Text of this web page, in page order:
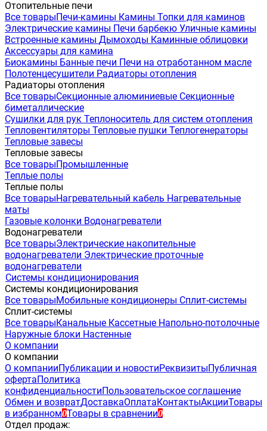
Отопительные печи
Все товарыПечи-камины Камины Топки для каминов
Электрические камины Печи барбекю Уличные камины
Встроенные камины Дымоходы Каминные облицовки
Аксессуары для камина
Биокамины Банные печи Печи на отработанном масле
Полотенцесушители Радиаторы отопления
Радиаторы отопления
Все товарыСекционные алюминиевые Секционные
биметаллические
Сушилки для рук Теплоноситель для систем отопления
Тепловентиляторы Тепловые пушки Теплогенераторы
Тепловые завесы
Тепловые завесы
Все товарыПромышленные
Теплые полы
Теплые полы
Все товарыНагревательный кабель Нагревательные
маты
Газовые колонки Водонагреватели
Водонагреватели
Все товарыЭлектрические накопительные
водонагреватели Электрические проточные
водонагреватели
Системы кондиционирования
Системы кондиционирования
Все товарыМобильные кондиционеры Сплит-системы
Сплит-системы
Все товарыКанальные Кассетные Напольно-потолочные
Наружные блоки Настенные
О компании
О компании
О компанииПубликации и новостиРеквизитыПубличная
офертаПолитика
конфиденциальностиПользовательское соглашение
Обмен и возвратДоставкаОплатаКонтактыАкцииТовары
в избранном0Товары в сравнении0
Отдел продаж: